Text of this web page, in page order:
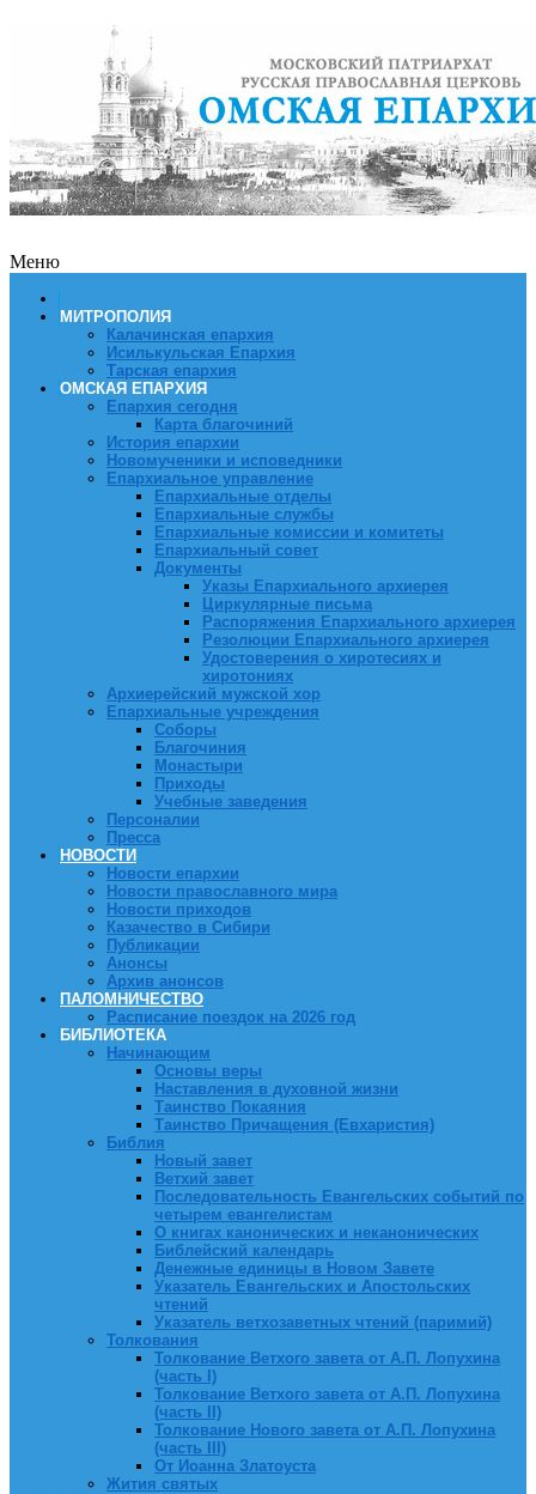
Меню
МИТРОПОЛИЯ
Калачинская епархия
Исилькульская Епархия
Тарская епархия
ОМСКАЯ ЕПАРХИЯ
Епархия сегодня
Карта благочиний
История епархии
Новомученики и исповедники
Епархиальное управление
Епархиальные отделы
Епархиальные службы
Епархиальные комиссии и комитеты
Епархиальный совет
Документы
Указы Епархиального архиерея
Циркулярные письма
Распоряжения Епархиального архиерея
Резолюции Епархиального архиерея
Удостоверения о хиротесиях и
хиротониях
Архиерейский мужской хор
Епархиальные учреждения
Соборы
Благочиния
Монастыри
Приходы
Учебные заведения
Персоналии
Пресса
НОВОСТИ
Новости епархии
Новости православного мира
Новости приходов
Казачество в Сибири
Публикации
Анонсы
Архив анонсов
ПАЛОМНИЧЕСТВО
Расписание поездок на 2026 год
БИБЛИОТЕКА
Начинающим
Основы веры
Наставления в духовной жизни
Таинство Покаяния
Таинство Причащения (Евхаристия)
Библия
Новый завет
Ветхий завет
Последовательность Евангельских событий по
четырем евангелистам
О книгах канонических и неканонических
Библейский календарь
Денежные единицы в Новом Завете
Указатель Евангельских и Апостольских
чтений
Указатель ветхозаветных чтений (паримий)
Толкования
Толкование Ветхого завета от А.П. Лопухина
(часть I)
Толкование Ветхого завета от А.П. Лопухина
(часть II)
Толкование Нового завета от А.П. Лопухина
(часть III)
От Иоанна Златоуста
Жития святых